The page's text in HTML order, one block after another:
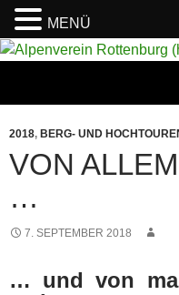
SPRINGEN
2018, BERG- UND
VON
…
7. SEPTEMBER 2018
… und von
MENÜ